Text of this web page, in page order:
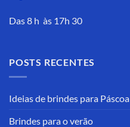
Das 8 h às 17h 30
POSTS RECENTES
Ideias de brindes para Páscoa
Brindes para o verão